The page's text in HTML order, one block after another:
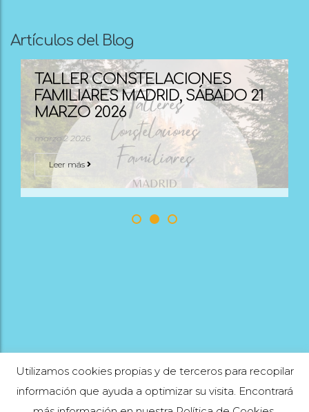
Artículos del Blog
TALLER CONSTELACIONES
FAMILIARES MADRID, SÁBADO 21
MARZO 2026
marzo 2 2026
Leer más
Utilizamos cookies propias y de terceros para recopilar
información que ayuda a optimizar su visita. Encontrará